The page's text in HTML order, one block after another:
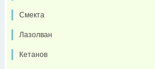
Смекта
Лазолван
Кетанов